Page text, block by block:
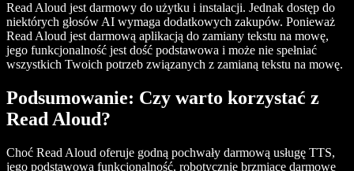
Read Aloud jest darmowy do użytku i instalacji. Jednak dostęp do
niektórych głosów AI wymaga dodatkowych zakupów. Ponieważ
Read Aloud jest darmową aplikacją do zamiany tekstu na mowę,
jego funkcjonalność jest dość podstawowa i może nie spełniać
wszystkich Twoich potrzeb związanych z zamianą tekstu na mowę.
Podsumowanie: Czy warto korzystać z
Read Aloud?
Choć Read Aloud oferuje godną pochwały darmową usługę TTS,
jego podstawowa funkcjonalność, robotycznie brzmiące darmowe